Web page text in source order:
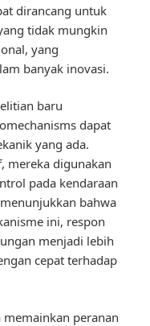
dirancang untuk
tidak mungkin
yang
banyak inovasi.
baru
dapat
yang ada.
mereka digunakan
pada kendaraan
bahwa
ini, respon
menjadi lebih
cepat terhadap
peranan